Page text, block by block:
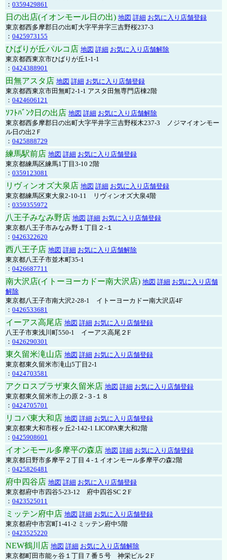
： 0359429861
日の出店(イオンモール日の出) 地図 詳細 お気に入り店舗登録
東京都西多摩郡日の出町大字平井字三吉野桜237-3
： 0425973155
ひばりが丘パルコ店 地図 詳細 お気に入り店舗解除
東京都西東京市ひばりが丘1-1-1
： 0424388901
田無アスタ店 地図 詳細 お気に入り店舗登録
東京都西東京市田無町2-1-1 アスタ田無専門店棟2階
： 0424606121
ｿﾌﾄﾊﾞﾝｸ日の出店 地図 詳細 お気に入り店舗解除
東京都西多摩郡日の出町大字平井字三吉野桜木237-3 ノジマイオンモー
ル日の出2Ｆ
： 0425888729
練馬駅前店 地図 詳細 お気に入り店舗登録
東京都練馬区練馬1丁目3-10 2階
： 0359123081
リヴィンオズ大泉店 地図 詳細 お気に入り店舗登録
東京都練馬区東大泉2-10-11 リヴィンオズ大泉4階
： 0359355972
八王子みなみ野店 地図 詳細 お気に入り店舗登録
東京都八王子市みなみ野１丁目２-１
： 0426322620
西八王子店 地図 詳細 お気に入り店舗解除
東京都八王子市並木町35-1
： 0426687711
南大沢店(イトーヨーカドー南大沢店) 地図 詳細 お気に入り店舗
解除
東京都八王子市南大沢2-28-1 イトーヨーカドー南大沢店4F
： 0426533681
イーアス高尾店 地図 詳細 お気に入り店舗登録
八王子市東浅川町550-1 イーアス高尾２F
： 0426290301
東久留米滝山店 地図 詳細 お気に入り店舗登録
東京都東久留米市滝山5丁目2-1
： 0424703581
アクロスプラザ東久留米店 地図 詳細 お気に入り店舗登録
東京都東久留米市上の原２-３-１８
： 0424705701
リコパ東大和店 地図 詳細 お気に入り店舗登録
東京都東大和市桜ヶ丘2-142-1 LICOPA東大和2階
： 0425908601
イオンモール多摩平の森店 地図 詳細 お気に入り店舗登録
東京都日野市多摩平２丁目４-１イオンモール多摩平の森2階
： 0425826481
府中四谷店 地図 詳細 お気に入り店舗登録
東京都府中市四谷5-23-12 府中四谷SC２F
： 0423525011
ミッテン府中店 地図 詳細 お気に入り店舗登録
東京都府中市宮町1-41-2 ミッテン府中5階
： 0423525220
NEW鶴川店 地図 詳細 お気に入り店舗解除
東京都町田市能ヶ谷１丁目７番５号 神栄ビル２F